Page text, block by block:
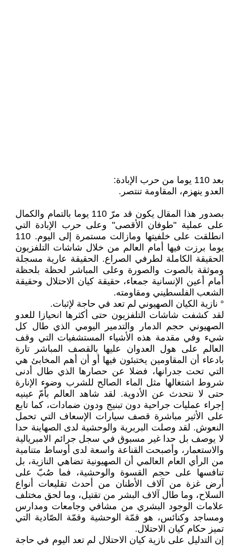
بعد 110 يوما من حرب الإبادة:
العدو ينهزم، المقاومة تنتصر.
بصدور هذا المقال يكون قد مرّ 110 يوما بالتمام والكمال
على عملية "طوفان الأقصى" وعلى حرب الإبادة التي
انطلقت على خلفيتها ومازالت مستمرة إلى اليوم. 110
يوما برزت فيها أمام العالم من خلال شاشات التلفزيون
الحقيقة الكاملة لطرفي الصراع. الحقيقة عارية مسجلة
وموثقة بالصوت والصورة وعلى المباشر لحظة بلحظة
أمام أعين الإنسانية جمعاء، حقيقة كيان الاحتلال وحقيقة
الشعب الفلسطيني ومقاومته.
° نازية الكيان الصهيوني لم تعد في حاجة لإثبات.
لقد كشفت شاشات التلفزيون حتى أكثرها انحيازا للعدو
الصهيوني حجم الدمار والتدمير اليومي الذي طال كل
شيء وفي مقدمة هذه الأشياء المستشفيات التي وقف
العالم على هول العدوان عليها بالقصف المباشر تارة
بادعاء أن المقاومين يختبئون فيها أو أن أهم المخابئ هي
التي تحت جدرانها، فضلا عن حصارها الذي طال أدنى
شروط اشتغالها مثل الماء الصالح للشرب وضوء الإنارة
حتى لا نتحدث عن الأدوية. لقد شاهد العالم بأمّ عينيه
إجراء عمليات جراحية دون تبنيج ودون ضمادات، كما تابع
على الأثير مباشرة قصف سيارات الإسعاف التي تحمل
النعوش. لقد وصلت البربرية والوحشية لدى الصهاينة حدا
لا يوصف بل حدا غير مسبوق في سجل جرائم الامبريالية
والاستعمار، وأصبحت القناعة واسعة لدى أوساط متنامية
من الرأي العام العالمي أن الصهيونية تضاهي النازية، بل
تنافسها على حجم القسوة والوحشية، فما صُبّ على
أرض غزة من آلاف الأطنان من أحدث تقليعات أنواع
السلاح، وما طال آلاف البشر من تقتيل، وما لحق مختلف
علامات الوجود البشري من مشافي وجامعات ومدارس
ومساجد وكنائس، هو قمّة الوحشية وقمّة الصّادية التي
تميز حكام كيان الاحتلال.
إن التدليل على نازية كيان الاحتلال لم تعد اليوم في حاجة